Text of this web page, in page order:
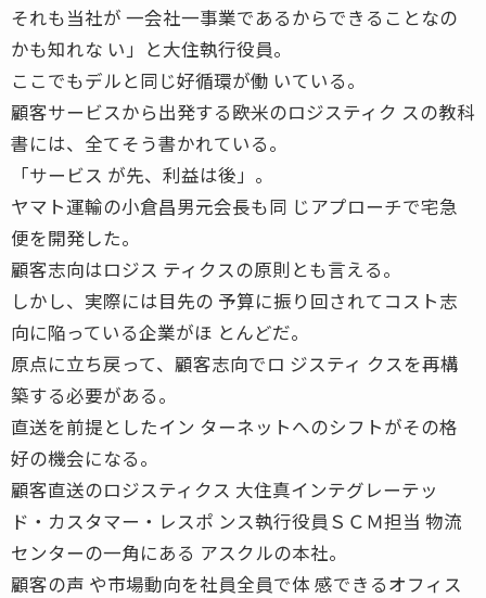
それも当社が 一会社一事業であるからできることなの
かも知れな い」と大住執行役員。
ここでもデルと同じ好循環が働 いている。
顧客サービスから出発する――欧米のロジスティク スの教科
書には、全てそう書かれている。
「サービス が先、利益は後」。
ヤマト運輸の小倉昌男元会長も同 じアプローチで宅急
便を開発した。
顧客志向はロジス ティクスの原則とも言える。
しかし、実際には目先の 予算に振り回されてコスト志
向に陥っている企業がほ とんどだ。
原点に立ち戻って、顧客志向でロ ジスティ クスを再構
築する必要がある。
直送を前提としたイン ターネットへのシフトがその格
好の機会になる。
顧客直送のロジスティクス 大住真インテグレーテッ
ド・カスタマー・レスポ ンス執行役員ＳＣＭ担当 物流
センターの一角にある アスクルの本社。
顧客の声 や市場動向を社員全員で体 感できるオフィス